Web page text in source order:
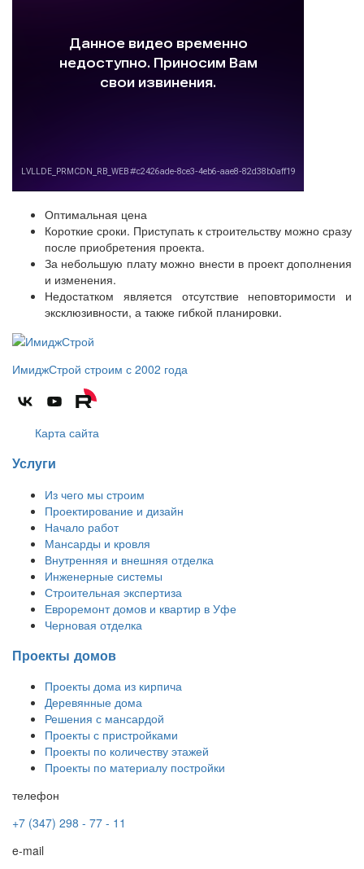
Оптимальная цена
Короткие сроки. Приступать к строительству можно сразу
после приобретения проекта.
За небольшую плату можно внести в проект дополнения
и изменения.
Недостатком является отсутствие неповторимости и
эксклюзивности, а также гибкой планировки.
ИмиджСтрой строим с 2002 года
Карта сайта
Услуги
Из чего мы строим
Проектирование и дизайн
Начало работ
Мансарды и кровля
Внутренняя и внешняя отделка
Инженерные системы
Строительная экспертиза
Евроремонт домов и квартир в Уфе
Черновая отделка
Проекты домов
Проекты дома из кирпича
Деревянные дома
Решения с мансардой
Проекты с пристройками
Проекты по количеству этажей
Проекты по материалу постройки
телефон
+7 (347) 298 - 77 - 11
e-mail